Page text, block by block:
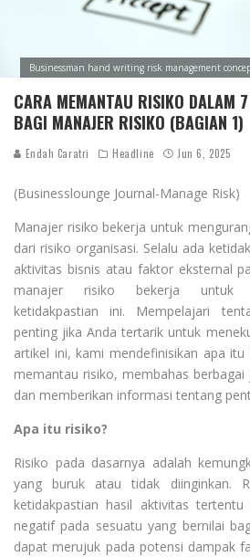
Businessman hand writing risk management
CARA MEMANTAU RISIKO DALAM
BAGI MANAJER RISIKO (BAGIAN 1)
Endah Caratri Headline Jun 6, 2025
(Businesslounge Journal-Manage Risk)
Manajer risiko bekerja untuk
dari risiko organisasi. Selalu ada
aktivitas bisnis atau faktor eksternal
manajer risiko bekerja untuk
ketidakpastian ini. Mempelajari
penting jika Anda tertarik untuk
artikel ini, kami mendefinisikan apa
memantau risiko, membahas
dan memberikan informasi tentang
Apa itu risiko?
Risiko pada dasarnya adalah
yang buruk atau tidak diinginkan.
ketidakpastian hasil aktivitas
negatif pada sesuatu yang bernilai
dapat merujuk pada potensi dampak